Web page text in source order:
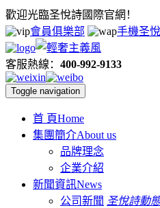
歡迎光臨圣悅詩國際官網！
會員俱樂部
手機圣
客服熱線： 400-992-9133
Toggle navigation
首 頁Home
集團簡介About us
品牌理念
企業介紹
新聞資訊News
公司新聞 圣悅詩動